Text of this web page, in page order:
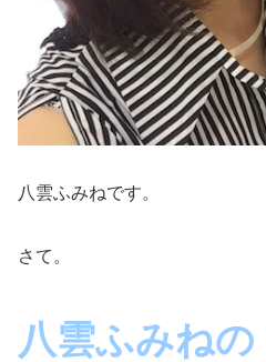
八雲ふみねです。
さて。
八雲ふみね